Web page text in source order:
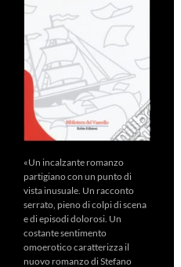
«Un incalzante romanzo
partigiano con un punto di
vista inusuale. Un racconto
serrato, pieno di colpi di scena
e di episodi dolorosi. Un
costante sentimento
omoerotico caratterizza il
nuovo romanzo di Stefano